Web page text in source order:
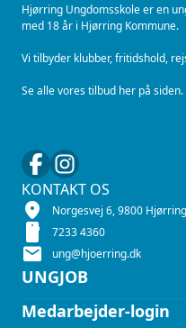
Hjørring Ungdomsskole er en
med 18 år i Hjørring Kommune.
Vi tilbyder klubber, fritidshold,
Se alle vores tilbud her på siden.
KONTAKT OS
location_on Norgesvej 6, 9800 Hjørring
smartphone 7233 4360
mail ung@hjoerring.dk
UNGJOB
Medarbejder-login